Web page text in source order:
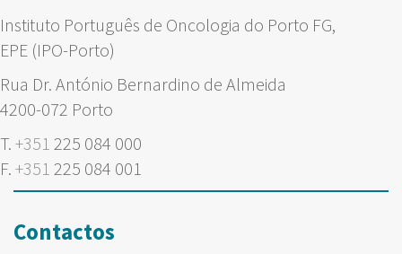
Instituto Português de Oncologia do Porto FG,
EPE (IPO-Porto)
Rua Dr. António Bernardino de Almeida
4200-072 Porto
T. +351 225 084 000
F. +351 225 084 001
Contactos